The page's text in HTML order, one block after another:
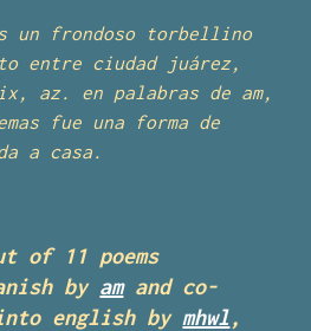
un frondoso torbellino
entre ciudad juárez,
az. en palabras de am,
fue una forma de
a casa.
of 11 poems
by amand co-
english by mhwl,